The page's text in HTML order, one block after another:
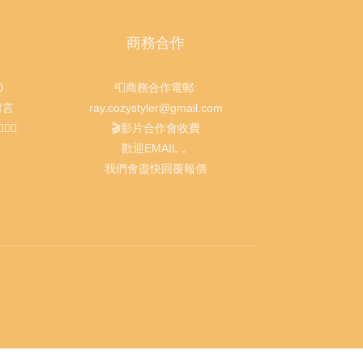
言
商務合作
📮商務合作電郵:
ray.cozystyler@gmail.com
🎬影片合作會收費
歡迎EMAIL，
我們會盡快回覆報價